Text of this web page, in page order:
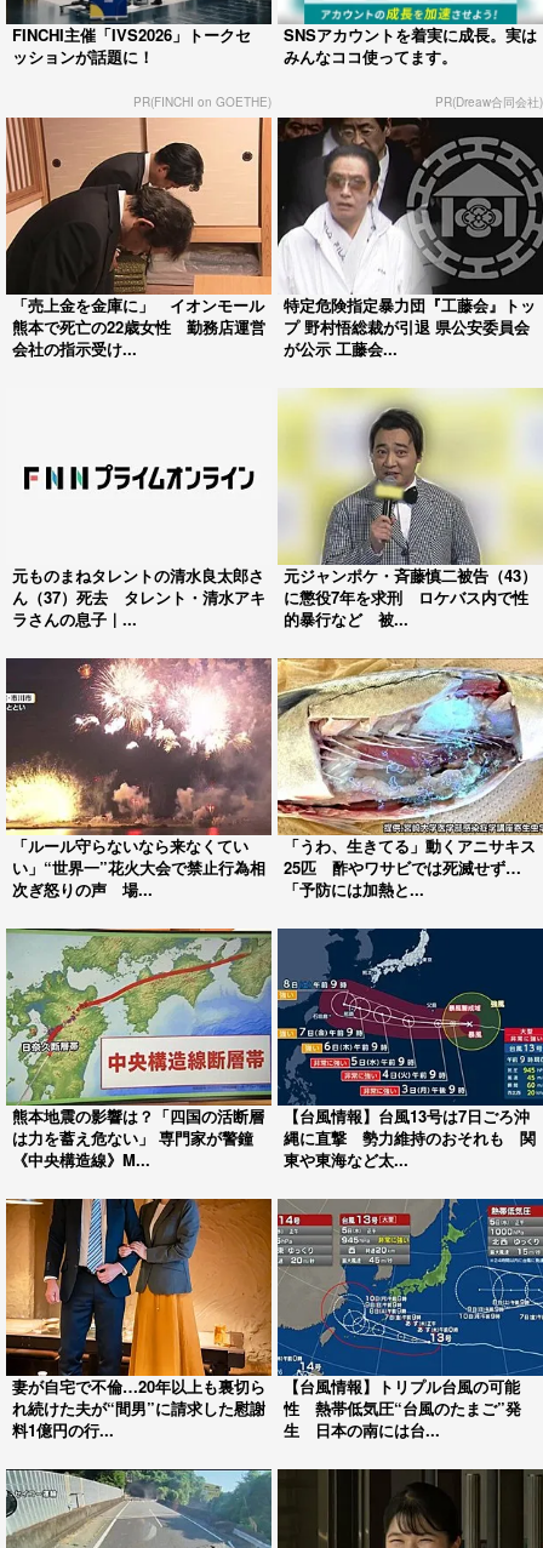
FINCHI主催「IVS2026」トークセ
ッションが話題に！
PR(FINCHI on GOETHE)
SNSアカウントを着実に成長。実は
みんなココ使ってます。
PR(Dreaw合同会社)
「売上金を金庫に」 イオンモール
熊本で死亡の22歳女性 勤務店運営
会社の指示受け...
特定危険指定暴力団『工藤会』トッ
プ 野村悟総裁が引退 県公安委員会
が公示 工藤会...
元ものまねタレントの清水良太郎さ
ん（37）死去 タレント・清水アキ
ラさんの息子｜...
元ジャンポケ・斉藤慎二被告（43）
に懲役7年を求刑 ロケバス内で性
的暴行など 被...
「ルール守らないなら来なくてい
い」“世界一”花火大会で禁止行為相
次ぎ怒りの声 場...
「うわ、生きてる」動くアニサキス
25匹 酢やワサビでは死滅せず…
「予防には加熱と...
熊本地震の影響は？「四国の活断層
は力を蓄え危ない」 専門家が警鐘
《中央構造線》M...
【台風情報】台風13号は7日ごろ沖
縄に直撃 勢力維持のおそれも 関
東や東海など太...
妻が自宅で不倫…20年以上も裏切ら
れ続けた夫が“間男”に請求した慰謝
料1億円の行...
【台風情報】トリプル台風の可能
性 熱帯低気圧“台風のたまご”発
生 日本の南には台...